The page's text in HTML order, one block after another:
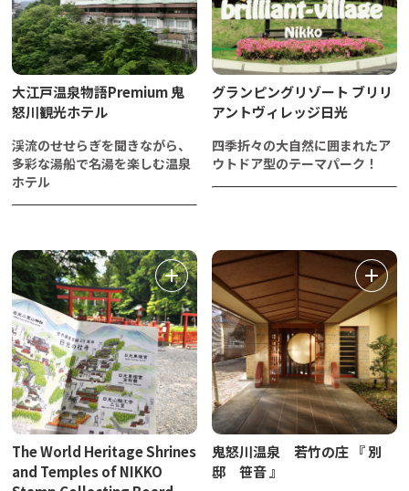
大江戸温泉物語Premium 鬼
怒川観光ホテル
渓流のせせらぎを聞きながら、
多彩な湯船で名湯を楽しむ温泉
ホテル
グランピングリゾート ブリリ
アントヴィレッジ日光
四季折々の大自然に囲まれたア
ウトドア型のテーマパーク！
The World Heritage Shrines
and Temples of NIKKO
鬼怒川温泉 若竹の庄 『 別
邸 笹音 』